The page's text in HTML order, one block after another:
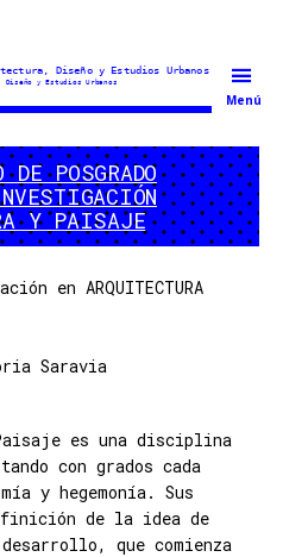
Menú
DE POSGRADO
Y PAISAJE
en ARQUITECTURA
Saravia
es una disciplina
con grados cada
y hegemonía. Sus
de la idea de
que comienza